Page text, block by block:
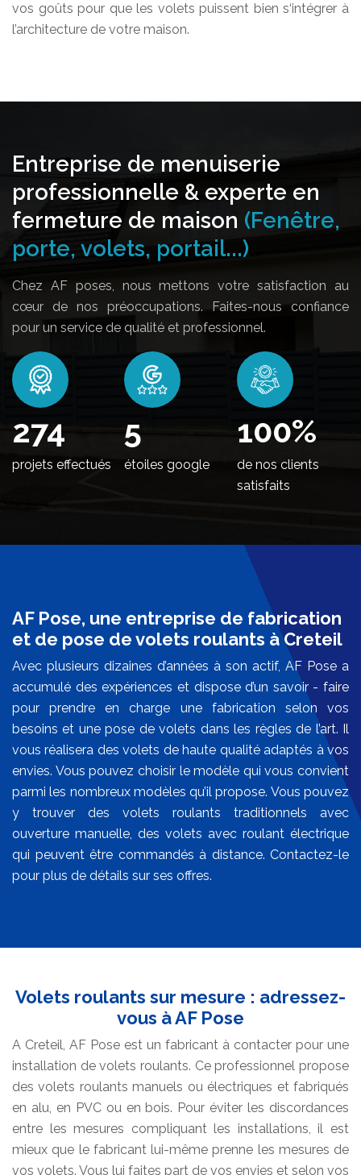
vos goûts pour que les volets puissent bien s‘intégrer à
l’architecture de votre maison.
Entreprise de menuiserie
professionnelle & experte en
fermeture de maison (Fenêtre,
porte, volets, portail...)
Chez AF poses, nous mettons votre satisfaction au
cœur de nos préoccupations. Faites-nous confiance
pour un service de qualité et professionnel.
334
projets effectués
5
étoiles google
100%
de nos clients
satisfaits
AF Pose, une entreprise de fabrication
et de pose de volets roulants à Creteil
Avec plusieurs dizaines d’années à son actif, AF Pose a
accumulé des expériences et dispose d’un savoir - faire
pour prendre en charge une fabrication selon vos
besoins et une pose de volets dans les règles de l’art. Il
vous réalisera des volets de haute qualité adaptés à vos
envies. Vous pouvez choisir le modèle qui vous convient
parmi les nombreux modèles qu’il propose. Vous pouvez
y trouver des volets roulants traditionnels avec
ouverture manuelle, des volets avec roulant électrique
qui peuvent être commandés à distance. Contactez-le
pour plus de détails sur ses offres.
Volets roulants sur mesure : adressez-
vous à AF Pose
A Creteil, AF Pose est un fabricant à contacter pour une
installation de volets roulants. Ce professionnel propose
des volets roulants manuels ou électriques et fabriqués
en alu, en PVC ou en bois. Pour éviter les discordances
entre les mesures compliquant les installations, il est
mieux que le fabricant lui-même prenne les mesures de
vos volets. Vous lui faites part de vos envies et selon vos